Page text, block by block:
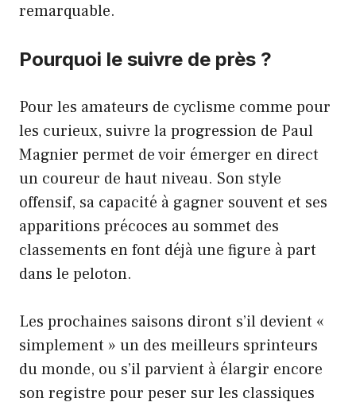
remarquable.
Pourquoi le suivre de près ?
Pour les amateurs de cyclisme comme pour
les curieux, suivre la progression de Paul
Magnier permet de voir émerger en direct
un coureur de haut niveau. Son style
offensif, sa capacité à gagner souvent et ses
apparitions précoces au sommet des
classements en font déjà une figure à part
dans le peloton.
Les prochaines saisons diront s’il devient «
simplement » un des meilleurs sprinteurs
du monde, ou s’il parvient à élargir encore
son registre pour peser sur les classiques